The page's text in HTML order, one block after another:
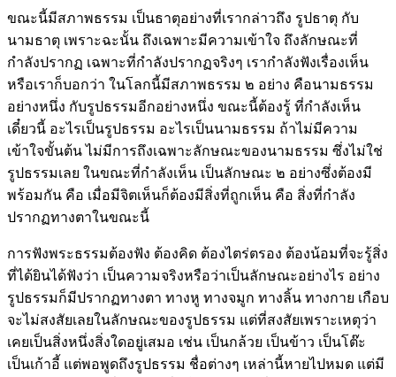
ขณะนี้มีสภาพธรรม เป็นธาตุอย่างที่เรากล่าวถึง รูปธาตุ กับ
นามธาตุ เพราะฉะนั้น ถึงเฉพาะมีความเข้าใจ ถึงลักษณะที่
กำลังปรากฏ เฉพาะที่กำลังปรากฏจริงๆ เรากำลังฟังเรื่องเห็น
หรือเราก็บอกว่า ในโลกนี้มีสภาพธรรม ๒ อย่าง คือนามธรรม
อย่างหนึ่ง กับรูปธรรมอีกอย่างหนึ่ง ขณะนี้ต้องรู้ ที่กำลังเห็น
เดี๋ยวนี้ อะไรเป็นรูปธรรม อะไรเป็นนามธรรม ถ้าไม่มีความ
เข้าใจขั้นต้น ไม่มีการถึงเฉพาะลักษณะของนามธรรม ซึ่งไม่ใช่
รูปธรรมเลย ในขณะที่กำลังเห็น เป็นลักษณะ ๒ อย่างซึ่งต้องมี
พร้อมกัน คือ เมื่อมีจิตเห็นก็ต้องมีสิ่งที่ถูกเห็น คือ สิ่งที่กำลัง
ปรากฏทางตาในขณะนี้
การฟังพระธรรมต้องฟัง ต้องคิด ต้องไตร่ตรอง ต้องน้อมที่จะรู้สิ่ง
ที่ได้ยินได้ฟังว่า เป็นความจริงหรือว่าเป็นลักษณะอย่างไร อย่าง
รูปธรรมก็มีปรากฏทางตา ทางหู ทางจมูก ทางลิ้น ทางกาย เกือบ
จะไม่สงสัยเลยในลักษณะของรูปธรรม แต่ที่สงสัยเพราะเหตุว่า
เคยเป็นสิ่งหนึ่งสิ่งใดอยู่เสมอ เช่น เป็นกล้วย เป็นข้าว เป็นโต๊ะ
เป็นเก้าอี้ แต่พอพูดถึงรูปธรรม ชื่อต่างๆ เหล่านี้หายไปหมด แต่มี